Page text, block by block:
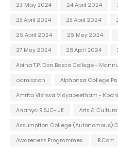
23 May 2024
24 April 2024
25 April 2024
25 April 2024
26 April 2024
26 May 2024
27 May 2024
28 April 2024
Abina T.P. Don Bosco College -
admission
Alphonsa College
Amrita Vishwa Vidyapeetham -
Ananya R SJC-IJK
Arts &
Assumption College (Autonomous)
Awareness Programmes
B.Com